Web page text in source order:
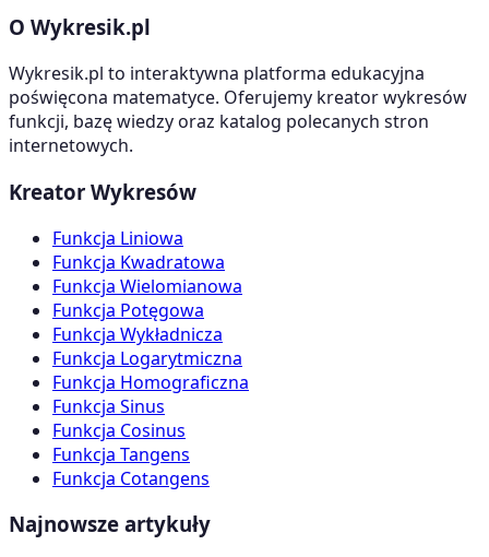
O Wykresik.pl
Wykresik.pl to interaktywna platforma edukacyjna
poświęcona matematyce. Oferujemy kreator wykresów
funkcji, bazę wiedzy oraz katalog polecanych stron
internetowych.
Kreator Wykresów
Funkcja Liniowa
Funkcja Kwadratowa
Funkcja Wielomianowa
Funkcja Potęgowa
Funkcja Wykładnicza
Funkcja Logarytmiczna
Funkcja Homograficzna
Funkcja Sinus
Funkcja Cosinus
Funkcja Tangens
Funkcja Cotangens
Najnowsze artykuły